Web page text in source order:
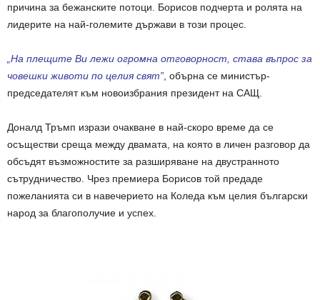
причина за бежанските потоци. Борисов подчерта и ролята на
лидерите на най-големите държави в този процес.
„На плещите Ви лежи огромна отговорност, става въпрос за
човешки животи по целия свят” , обърна се министър-
председателят към новоизбрания президент на САЩ.
Доналд Тръмп изрази очакване в най-скоро време да се
осъществи среща между двамата, на която в личен разговор да
обсъдят възможностите за разширяване на двустранното
сътрудничество. Чрез премиера Борисов той предаде
пожеланията си в навечерието на Коледа към целия български
народ за благополучие и успех.